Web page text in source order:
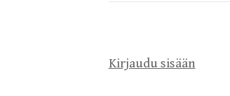
Kirjaudu sisään